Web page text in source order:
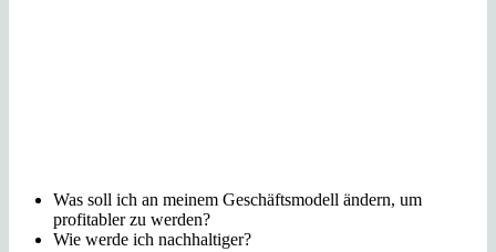
Was soll ich an meinem Geschäftsmodell ändern, um
profitabler zu werden?
Wie werde ich nachhaltiger?